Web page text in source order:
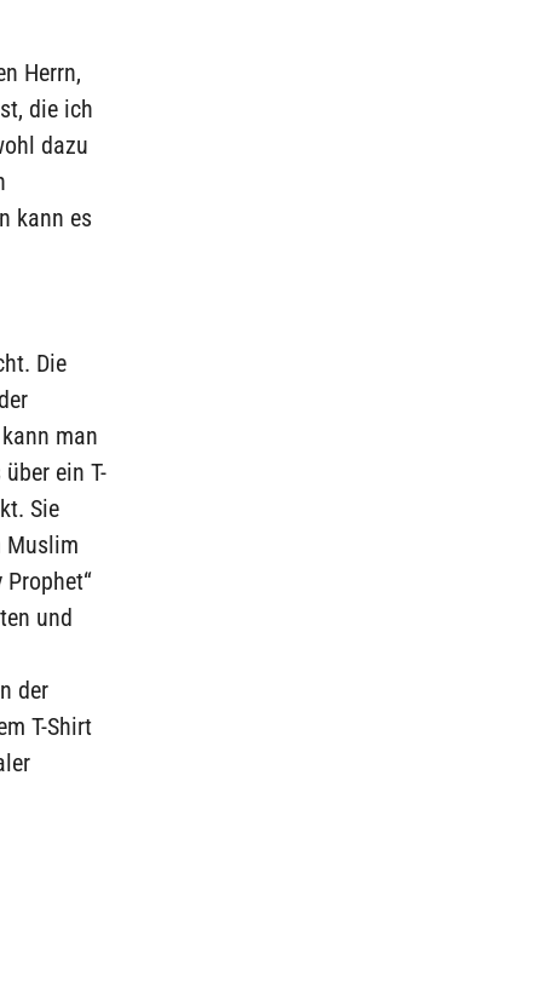
Herrn,
die ich
dazu
kann es
Die
man
ein T-
Sie
Muslim
Prophet“
und
der
T-Shirt